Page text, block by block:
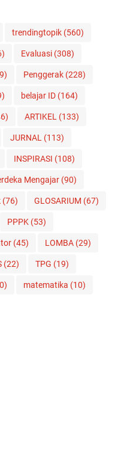
trendingtopik (560)
Evaluasi (308)
Penggerak (228)
belajar ID (164)
ARTIKEL (133)
JURNAL (113)
INSPIRASI (108)
Mengajar (90)
(76) GLOSARIUM (67)
PPPK (53)
(45) LOMBA (29)
(22) TPG (19)
matematika (10)